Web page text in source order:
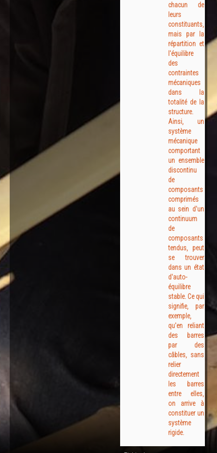
chacun de
leurs
constituants,
mais par la
répartition et
l'équilibre
des
contraintes
mécaniques
dans la
totalité de la
structure.
Ainsi, un
système
mécanique
comportant
un ensemble
discontinu
de
composants
comprimés
au sein d'un
continuum
de
composants
tendus, peut
se trouver
dans un état
d'auto-
équilibre
stable. Ce qui
signifie, par
exemple,
qu'en reliant
des barres
par des
câbles, sans
relier
directement
les barres
entre elles,
on arrive à
constituer un
système
rigide.